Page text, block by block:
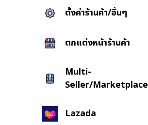
ตั้งค่าร้านค้า/อื่นๆ
ตกแต่งหน้าร้านค้า
Multi-
Seller/Marketplace
Lazada